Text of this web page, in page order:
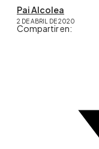
Pai Alcolea
2 DE ABRIL DE 2020
Compartir en: